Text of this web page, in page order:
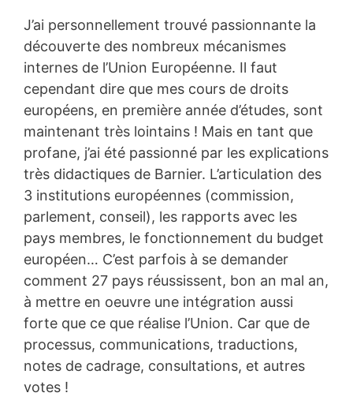
J’ai personnellement trouvé passionnante la
découverte des nombreux mécanismes
internes de l’Union Européenne. Il faut
cependant dire que mes cours de droits
européens, en première année d’études, sont
maintenant très lointains ! Mais en tant que
profane, j’ai été passionné par les explications
très didactiques de Barnier. L’articulation des
3 institutions européennes (commission,
parlement, conseil), les rapports avec les
pays membres, le fonctionnement du budget
européen… C’est parfois à se demander
comment 27 pays réussissent, bon an mal an,
à mettre en oeuvre une intégration aussi
forte que ce que réalise l’Union. Car que de
processus, communications, traductions,
notes de cadrage, consultations, et autres
votes !